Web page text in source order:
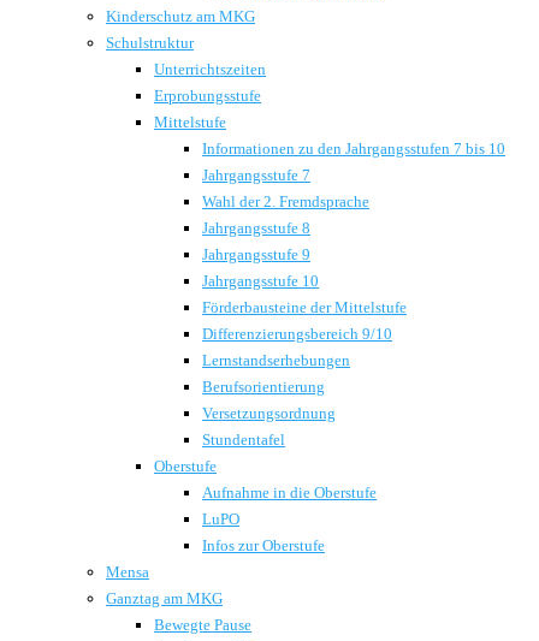
Kinderschutz am MKG
Schulstruktur
Unterrichtszeiten
Erprobungsstufe
Mittelstufe
Informationen zu den Jahrgangsstufen 7 bis 10
Jahrgangsstufe 7
Wahl der 2. Fremdsprache
Jahrgangsstufe 8
Jahrgangsstufe 9
Jahrgangsstufe 10
Förderbausteine der Mittelstufe
Differenzierungsbereich 9/10
Lernstandserhebungen
Berufsorientierung
Versetzungsordnung
Stundentafel
Oberstufe
Aufnahme in die Oberstufe
LuPO
Infos zur Oberstufe
Mensa
Ganztag am MKG
Bewegte Pause